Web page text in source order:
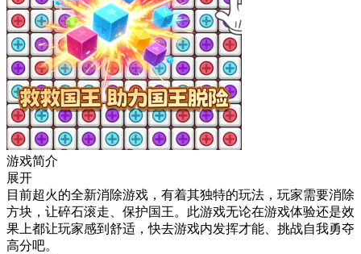
游戏简介
展开
目前超火的全新消除游戏，有着其独特的玩法，玩家需要消除
方块，让碎石滚走、保护国王。此游戏无论在游戏体验还是效
果上都让玩家感到舒适，快去游戏内发挥才能、挑战自我勇夺
高分吧。